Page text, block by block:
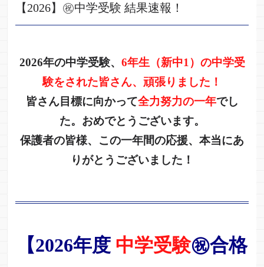
【2026】㊗️中学受験 結果速報！
2026年の中学受験、 6年生（新中1）の中学受
験をされた皆さん、頑張りました！
皆さん目標に向かって全力努力の一年でし
た。おめでとうございます。
保護者の皆様、この一年間の応援、本当にあ
りがとうございました！
【2026年度 中学受験㊗️合格